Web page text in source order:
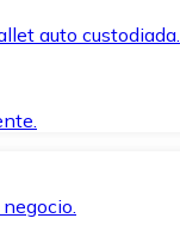
auto custodiada.